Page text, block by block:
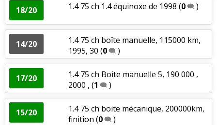
18/20 1.4 75 ch 1.4 équinoxe de 1998 (0 )
14/20
1.4 75 ch boîte manuelle, 115000 km,
1995, 30 (0 )
17/20
1.4 75 ch Boite manuelle 5, 190 000 ,
2000 , (1 )
15/20
1.4 75 ch boite mécanique, 200000km,
finition (0 )